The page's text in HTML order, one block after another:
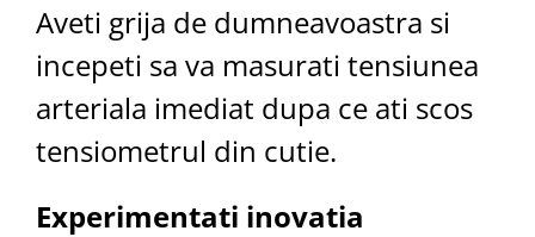
Aveti grija de dumneavoastra si
incepeti sa va masurati tensiunea
arteriala imediat dupa ce ati scos
tensiometrul din cutie.
Experimentati inovatia